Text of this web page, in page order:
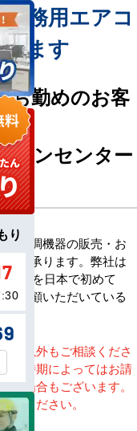
業務用エアコ
ます
お勤めのお客
コンセンター
・空調機器の販売・お
して承ります。弊社は
販売を日本で初めて
ご愛顧いただいている
。
域以外もご相談くださ
・時期によってはお請
い場合もございます。
談ください。
り